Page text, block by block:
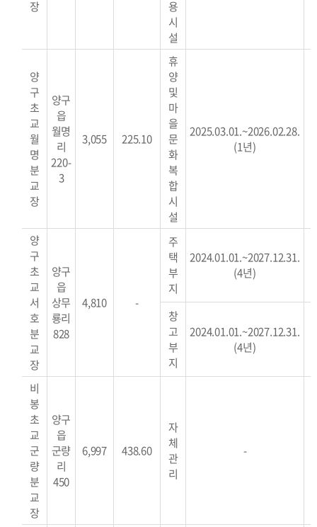
장
용
시
설
양
구
초
교
월
명
분
교
장
양구
읍
월명
리
220-
3
3,055 225.10
휴
양
및
마
을
문
화
복
합
시
설
2025.03.01.~2026.02.28.
(1년)
양
구
초
교
서
호
분
교
장
양구
읍
상무
룡리
828
4,810 -
주
택
부
지
2024.01.01.~2027.12.31.
(4년)
창
고
부
지
2024.01.01.~2027.12.31.
(4년)
비
봉
초
교
군
량
분
교
장
양구
읍
군량
리
450
6,997 438.60
자
체
관
리
-